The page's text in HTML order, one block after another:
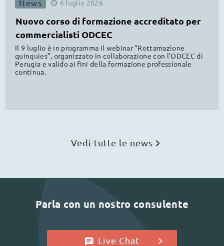
News 6 luglio 2026
Nuovo corso di formazione accreditato per
commercialisti ODCEC
Il 9 luglio è in programma il webinar “Rottamazione
quinquies”, organizzato in collaborazione con l’ODCEC di
Perugia e valido ai fini della formazione professionale
continua.
Vedi tutte le news
Parla con un nostro consulente
Live Chat